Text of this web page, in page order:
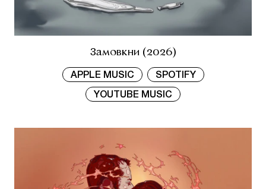
Замовкни (2026)
APPLE MUSIC SPOTIFY
YOUTUBE MUSIC